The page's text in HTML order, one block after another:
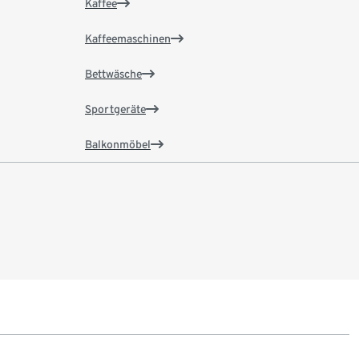
Kaffee
Kaffeemaschinen
Bettwäsche
Sportgeräte
Balkonmöbel